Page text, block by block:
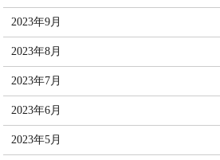
2023年9月
2023年8月
2023年7月
2023年6月
2023年5月